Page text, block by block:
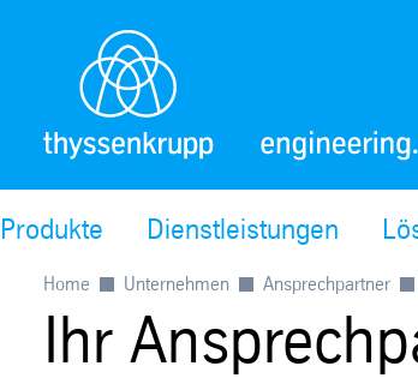
Produkte Dienstleistungen
Home Unternehmen Ansprechpartner
Ihr